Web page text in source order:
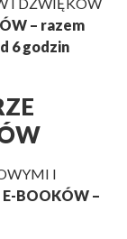
I DŹWIĘKÓW
– razem
6 godzin
I
E-BOOKÓW –